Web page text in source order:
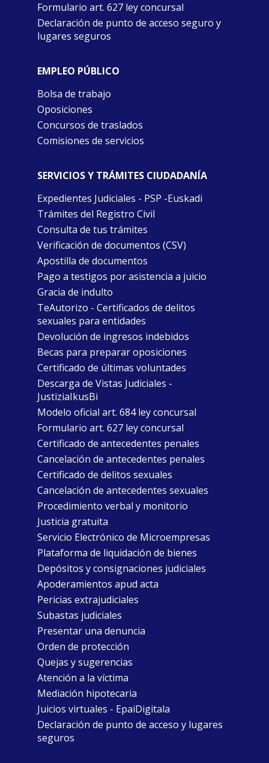
Formulario art. 627 ley concursal
Declaración de punto de acceso seguro y
lugares seguros
EMPLEO PÚBLICO
Bolsa de trabajo
Oposiciones
Concursos de traslados
Comisiones de servicios
SERVICIOS Y TRÁMITES CIUDADANÍA
Expedientes Judiciales - PSP -Euskadi
Trámites del Registro Civil
Consulta de tus trámites
Verificación de documentos (CSV)
Apostilla de documentos
Pago a testigos por asistencia a juicio
Gracia de indulto
TeAutorizo - Certificados de delitos
sexuales para entidades
Devolución de ingresos indebidos
Becas para preparar oposiciones
Certificado de últimas voluntades
Descarga de Vistas Judiciales -
JustiziaIkusBi
Modelo oficial art. 684 ley concursal
Formulario art. 627 ley concursal
Certificado de antecedentes penales
Cancelación de antecedentes penales
Certificado de delitos sexuales
Cancelación de antecedentes sexuales
Procedimiento verbal y monitorio
Justicia gratuita
Servicio Electrónico de Microempresas
Plataforma de liquidación de bienes
Depósitos y consignaciones judiciales
Apoderamientos apud acta
Pericias extrajudiciales
Subastas judiciales
Presentar una denuncia
Orden de protección
Quejas y sugerencias
Atención a la víctima
Mediación hipotecaria
Juicios virtuales - EpaiDigitala
Declaración de punto de acceso y lugares
seguros